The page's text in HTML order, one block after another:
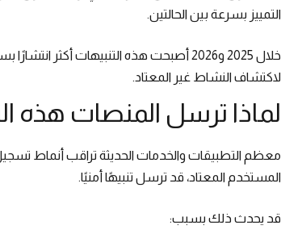
التمييز بسرعة بين الحالتين.
خلال 2025 و2026 أصبحت هذه التنبيهات
لاكتشاف النشاط غير المعتاد.
لماذا ترسل المنصات هذه
معظم التطبيقات والخدمات الحديثة تراقب أنماط
المستخدم المعتاد، قد ترسل تنبيهًا أمنيًا.
قد يحدث ذلك بسبب: